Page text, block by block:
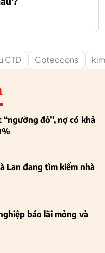
CTD Coteccons
đỏ”, nợ có khả
Lan đang tìm kiếm nhà
báo lãi mỏng và